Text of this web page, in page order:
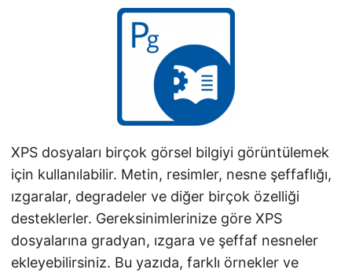
XPS dosyaları birçok görsel bilgiyi görüntülemek
için kullanılabilir. Metin, resimler, nesne şeffaflığı,
ızgaralar, degradeler ve diğer birçok özelliği
desteklerler. Gereksinimlerinize göre XPS
dosyalarına gradyan, ızgara ve şeffaf nesneler
ekleyebilirsiniz. Bu yazıda, farklı örnekler ve